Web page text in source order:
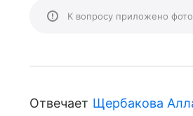
К вопросу приложено фото
Отвечает Щербакова